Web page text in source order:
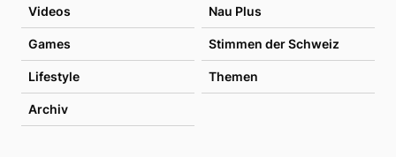
Videos Nau Plus
Games Stimmen der Schweiz
Lifestyle Themen
Archiv